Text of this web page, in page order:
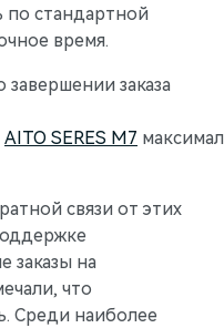
по стандартной
время.
заказа
AITO SERES M7
связи от этих
заказы на
что
Среди наиболее